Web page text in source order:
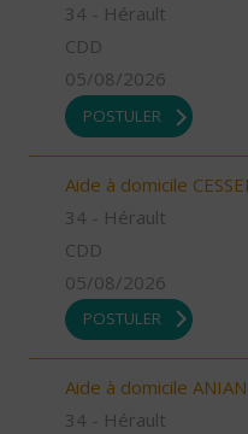
34 - Hérault
CDD
05/08/2026
POSTULER
Aide à domicile
34 - Hérault
CDD
05/08/2026
POSTULER
Aide à domicile
34 - Hérault